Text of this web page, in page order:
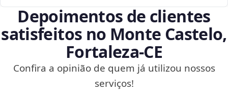
Depoimentos de clientes
satisfeitos no Monte Castelo,
Fortaleza‑CE
Confira a opinião de quem já utilizou nossos
serviços!